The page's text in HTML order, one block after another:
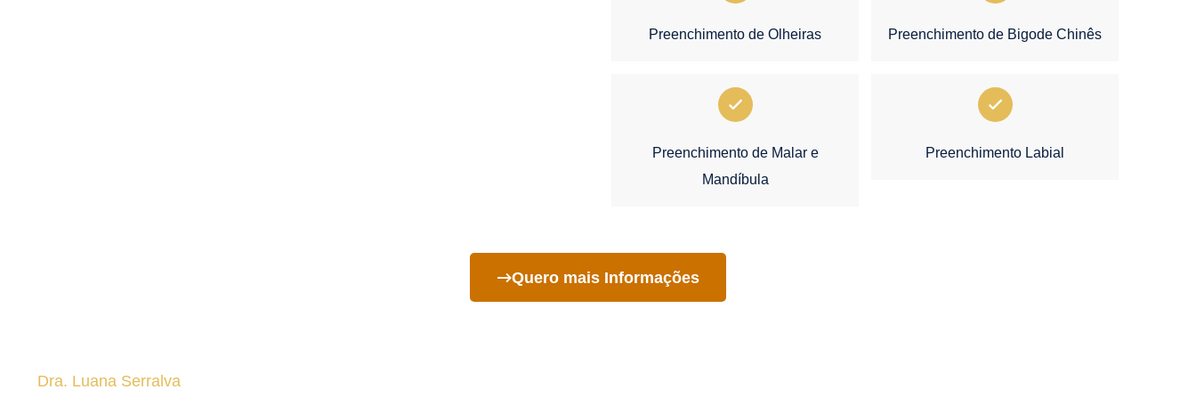
Preenchimento de Olheiras Preenchimento de Bigode Chinês
Preenchimento de Malar e
Mandíbula
Preenchimento Labial
Quero mais Informações
Dra. Luana Serralva